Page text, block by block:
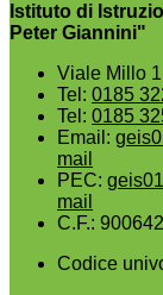
Istituto di
Peter Giannini"
Viale Millo
Tel: 0185
Tel: 0185
Email:
mail
PEC:
mail
C.F.:
Codice